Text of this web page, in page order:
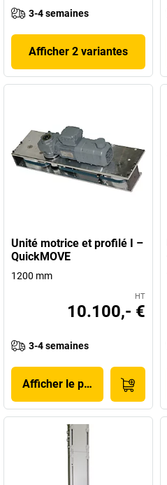
3-4 semaines
Afficher 2 variantes
Unité motrice et profilé I –
QuickMOVE
1200 mm
HT
10.100,- €
3-4 semaines
Afficher le produit